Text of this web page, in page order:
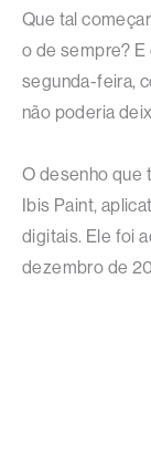
Que tal
o de sempre? E
segunda-feira,
não poderia
O desenho que
Ibis Paint,
digitais. Ele foi
dezembro de